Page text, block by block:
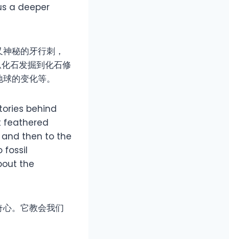
a deeper
秘的牙行刺，
石发掘到化石修
的变化等。
behind
feathered
and then to the
fossil
the
。它教会我们